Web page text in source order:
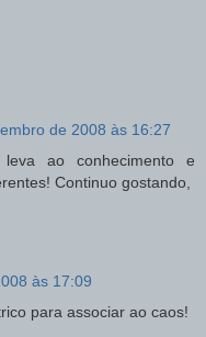
de 2008 às 16:27
ao conhecimento e
Continuo gostando,
às 17:09
para associar ao caos!